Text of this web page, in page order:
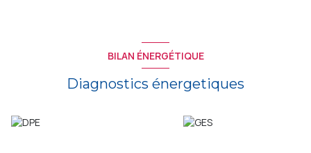
BILAN ÉNERGÉTIQUE
Diagnostics énergetiques